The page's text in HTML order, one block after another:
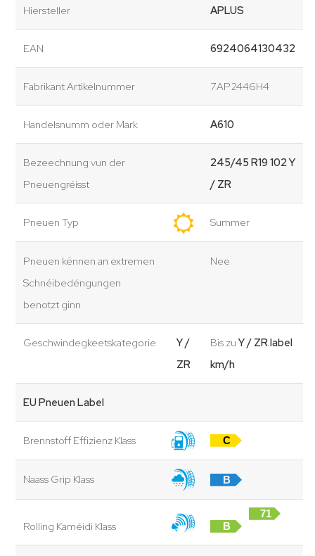
Hiersteller APLUS
EAN 6924064130432
Fabrikant Artikelnummer 7AP2446H4
Handelsnumm oder Mark A610
Bezeechnung vun der
Pneuengréisst
245/45 R19 102 Y
/ ZR
Pneuen Typ Summer
Pneuen kënnen an extremen
Schnéibedéngungen
benotzt ginn
Nee
Geschwindegkeetskategorie
Y /
ZR
Bis zuY / ZR.label
km/h
EU Pneuen Label
Brennstoff Effizienz Klass C
Naass Grip Klass B
Rolling Kaméidi Klass B
71